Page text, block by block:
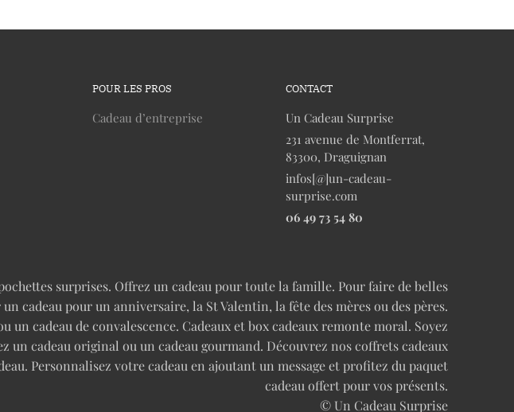
POUR LES PROS
Cadeau d’entreprise
CONTACT
Un Cadeau Surprise
231 avenue de Montferrat,
83300, Draguignan
infos[@]un-cadeau-
surprise.com
06 49 73 54 80
surprises. Offrez un cadeau pour toute la famille. Pour faire de belles
cadeau pour un anniversaire, la St Valentin, la fête des mères ou des pères.
cadeau de convalescence. Cadeaux et box cadeaux remonte moral. Soyez
cadeau original ou un cadeau gourmand. Découvrez nos coffrets cadeaux
Personnalisez votre cadeau en ajoutant un message et profitez du paquet
cadeau offert pour vos présents.
© Un Cadeau Surprise